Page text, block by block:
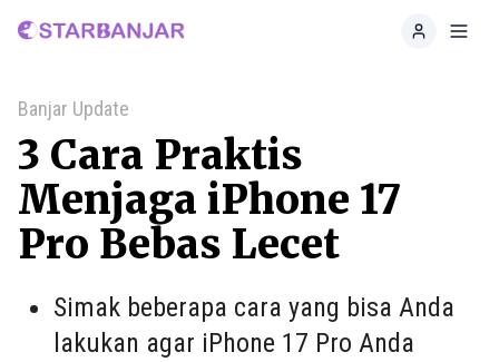
Home
Banjar Update
3 Cara Praktis
Menjaga iPhone 17
Pro Bebas Lecet
Simak beberapa cara yang bisa Anda
lakukan agar iPhone 17 Pro Anda